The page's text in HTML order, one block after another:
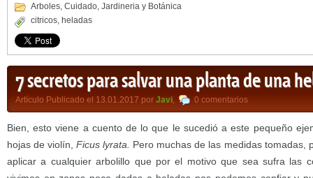
Arboles, Cuidado, Jardineria y Botánica
citricos, heladas
7 secretos para salvar una planta de una
Artículo Publicado el 13.01.2017 por Javi, 0 comentarios
Bien, esto viene a cuento de lo que le sucedió a este pequeño
hojas de violín,Ficus lyrata.
Pero muchas de las medidas tomadas,
aplicar a cualquier arbolillo que por el motivo que sea sufra las